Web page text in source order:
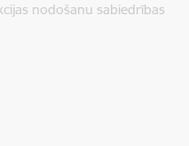
nodošanu sabiedrības